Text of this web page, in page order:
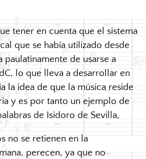
tener en cuenta que el sistema
que se había utilizado desde
paulatinamente de usarse a
lo que lleva a desarrollar en
la idea de que la música reside
y es por tanto un ejemplo de
de Isidoro de Sevilla,
no se retienen en la
perecen, ya que no